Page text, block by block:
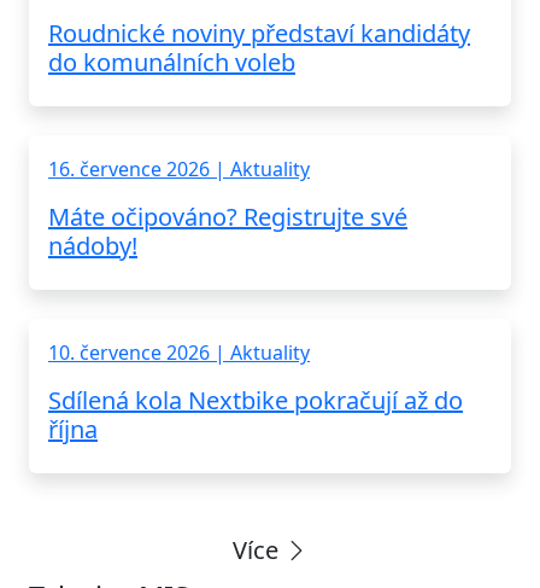
Roudnické noviny představí kandidáty
do komunálních voleb
16. července 2026 | Aktuality
Máte očipováno? Registrujte své
nádoby!
10. července 2026 | Aktuality
Sdílená kola Nextbike pokračují až do
října
Více